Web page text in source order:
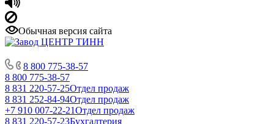
Обычная версия сайта
8 800 775-38-57
8 800 775-38-57
8 831 220-57-25Отдел продаж
8 831 252-84-94Отдел продаж
+7 910 007-22-21Отдел продаж
8 831 220-57-23Бухгалтерия